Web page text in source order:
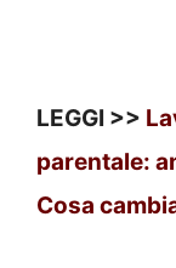
LEGGI >>
parentale:
Cosa